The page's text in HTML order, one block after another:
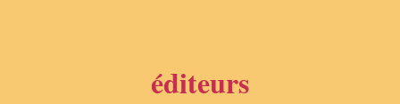
éditeurs